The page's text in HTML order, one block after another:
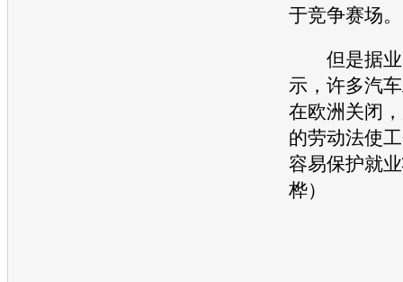
于竞争赛场。
但是据业
示，许多汽
在欧洲关闭
的劳动法使
容易保护就
桦）